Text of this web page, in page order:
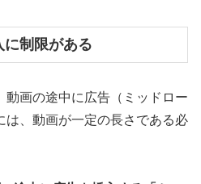
制限がある
動画の途中に広告（ミッドロー
は、動画が一定の長さである必